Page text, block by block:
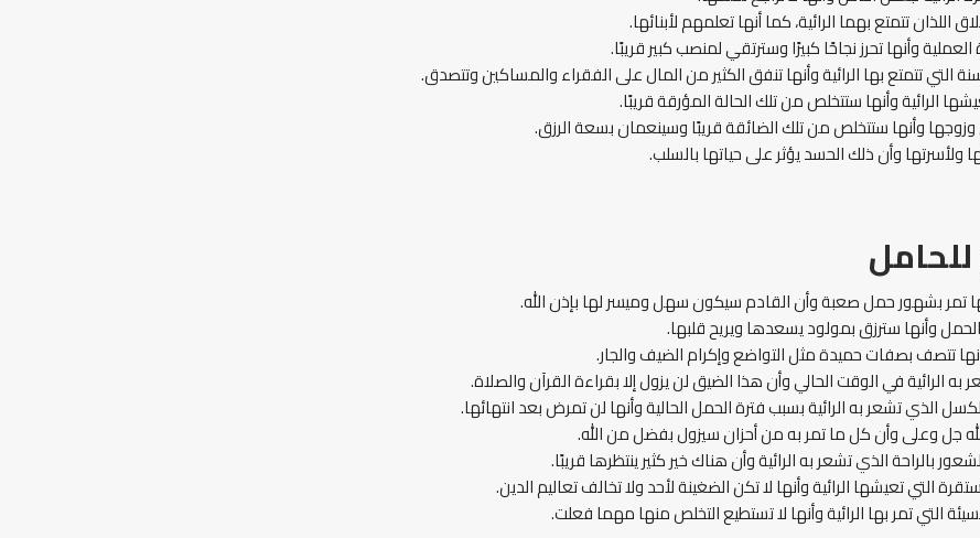
اللذان تتمتع بهما الرائية، كما أنها تعلمهم لأبنائها.
وأنها تحرز نجاحًا كبيرًا وسترتقي لمنصب كبير قريبًا.
التي تتمتع بها الرائية وأنها تنفق الكثير من المال على الفقراء والمساكين وتتصدق.
الرائية وأنها ستتخلص من تلك الحالة المؤرقة قريبًا.
وأنها ستتخلص من تلك الضائقة قريبًا وسينعمان بسعة الرزق.
وأن ذلك الحسد يؤثر على حياتها بالسلب.
للحامل
تمر بشهور حمل صعبة وأن القادم سيكون سهل وميسر لها بإذن الله.
وأنها سترزق بمولود يسعدها ويريح قلبها.
تتصف بصفات حميدة مثل التواضع وإكرام الضيف والجار.
الرائية في الوقت الحالي وأن هذا الضيق لن يزول إلا بقراءة القرآن والصلاة.
الذي تشعر به الرائية بسبب فترة الحمل الحالية وأنها لن تمرض بعد انتهائها.
الله جل وعلى وأن كل ما تمر به من أحزان سيزول بفضل من الله.
بالراحة الذي تشعر به الرائية وأن هناك خير كثير ينتظرها قريبًا.
التي تعيشها الرائية وأنها لا تكن الضغينة لأحد ولا تخالف تعاليم الدين.
التي تمر بها الرائية وأنها لا تستطيع التخلص منها مهما فعلت.